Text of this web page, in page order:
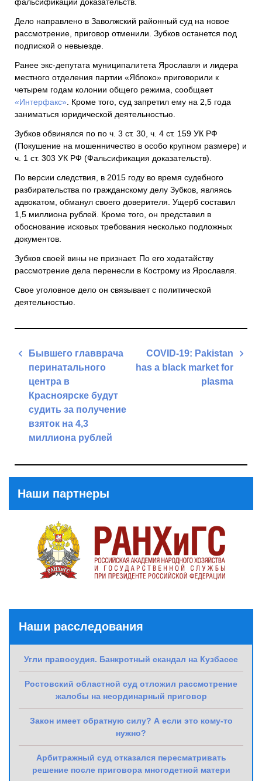
фальсификации доказательств.
Дело направлено в Заволжский районный суд на новое
рассмотрение, приговор отменили. Зубков останется под
подпиской о невыезде.
Ранее экс-депутата муниципалитета Ярославля и лидера
местного отделения партии «Яблоко» приговорили к
четырем годам колонии общего режима, сообщает
«Интерфакс». Кроме того, суд запретил ему на 2,5 года
заниматься юридической деятельностью.
Зубков обвинялся по по ч. 3 ст. 30, ч. 4 ст. 159 УК РФ
(Покушение на мошенничество в особо крупном размере) и
ч. 1 ст. 303 УК РФ (Фальсификация доказательств).
По версии следствия, в 2015 году во время судебного
разбирательства по гражданскому делу Зубков, являясь
адвокатом, обманул своего доверителя. Ущерб составил
1,5 миллиона рублей. Кроме того, он представил в
обоснование исковых требования несколько подложных
документов.
Зубков своей вины не признает. По его ходатайству
рассмотрение дела перенесли в Кострому из Ярославля.
Свое уголовное дело он связывает с политической
деятельностью.
Навигация
записям
Бывшего главврача
перинатального
центра в
Красноярске будут
судить за получение
взяток на 4,3
миллиона рублей
COVID-19: Pakistan
has a black market for
plasma
Наши партнеры
Наши расследования
Угли правосудия. Банкротный скандал на Кузбассе
Ростовский областной суд отложил рассмотрение
жалобы на неординарный приговор
Закон имеет обратную силу? А если это кому-то
нужно?
Арбитражный суд отказался пересматривать
решение после приговора многодетной матери